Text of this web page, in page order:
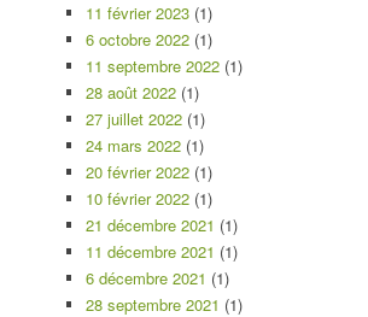
11 février 2023 (1)
6 octobre 2022 (1)
11 septembre 2022 (1)
28 août 2022 (1)
27 juillet 2022 (1)
24 mars 2022 (1)
20 février 2022 (1)
10 février 2022 (1)
21 décembre 2021 (1)
11 décembre 2021 (1)
6 décembre 2021 (1)
28 septembre 2021 (1)